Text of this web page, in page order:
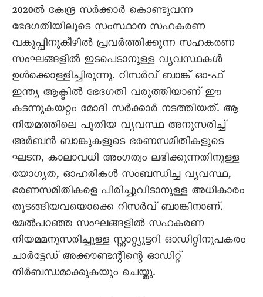
2020ൽ കേന്ദ്ര സർക്കാർ കൊണ്ടുവന്ന
ഭേദഗതിയിലൂടെ സംസ്ഥാന സഹകരണ
വകുപ്പിനുകീഴിൽ പ്രവർത്തിക്കുന്ന സഹകരണ
സംഘങ്ങളിൽ ഇടപെടാനുള്ള വ്യവസ്ഥകൾ
ഉൾക്കൊള്ളിച്ചിരുന്നു. റിസർവ് ബാങ്ക് ഓ-ഫ്
ഇന്ത്യ ആക്ടിൽ ഭേദഗതി വരുത്തിയാണ് ഈ
കടന്നുകയറ്റം മോദി സർക്കാർ നടത്തിയത്. ആ
നിയമത്തിലെ പുതിയ വ്യവസ്ഥ അനുസരിച്ച്
അർബൻ ബാങ്കുകളുടെ ഭരണസമിതികളുടെ
ഘടന, കാലാവധി അംഗത്വം ലഭിക്കുന്നതിനുള്ള
യോഗ്യത, ഓഹരികൾ സംബന്ധിച്ച വ്യവസ്ഥ,
ഭരണസമിതികളെ പിരിച്ചുവിടാനുള്ള അധികാരം
തുടങ്ങിയവയൊക്കെ റിസർവ് ബാങ്കിനാണ്.
മേൽപറഞ്ഞ സംഘങ്ങളിൽ സഹകരണ
നിയമമനുസരിച്ചുള്ള സ്റ്റാറ്റ്യൂട്ടറി ഓഡിറ്റിനുപകരം
ചാർട്ടേഡ് അക്കൗണ്ടന്റിന്റെ ഓഡിറ്റ്
നിർബന്ധമാക്കുകയും ചെയ്തു.